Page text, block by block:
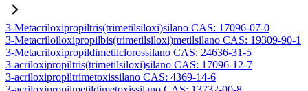
3-Metacriloxipropiltris(trimetilsiloxi)silano CAS: 17096-07-0
3-Metacriloiloxipropilbis(trimetilsiloxi)metilsilano CAS: 19309-90-1
3-Metacriloxipropildimetilclorossilano CAS: 24636-31-5
3-acriloxipropiltris(trimetilsiloxi)silano CAS: 17096-12-7
3-acriloxipropiltrimetoxissilano CAS: 4369-14-6